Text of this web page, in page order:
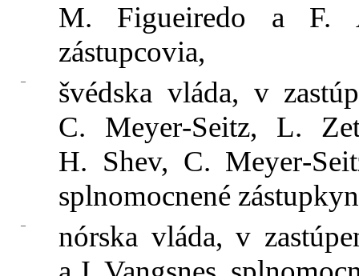
M. Figueiredo a F.
zástupcovia,
–
švédska vláda, v
C. Meyer‑Seitz, L.
H. Shev, C.
splnomocnené
–
nórska vláda, v